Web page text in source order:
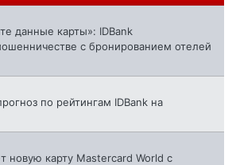
данные карты»: IDBank
с бронированием отелей
по рейтингам IDBank на
новую карту Mastercard World с